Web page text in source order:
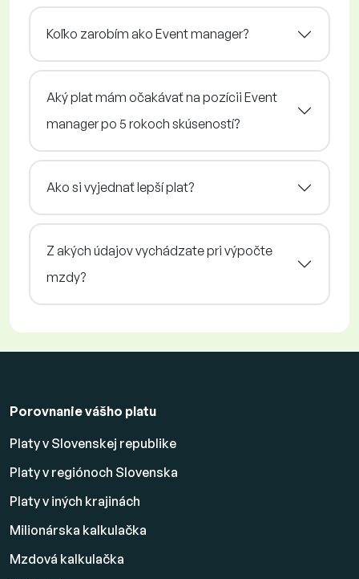
Koľko zarobím ako Event manager?
Aký plat mám očakávať na pozícii Event
manager po 5 rokoch skúseností?
Ako si vyjednať lepší plat?
Z akých údajov vychádzate pri výpočte
mzdy?
Porovnanie vášho platu
Platy v Slovenskej republike
Platy v regiónoch Slovenska
Platy v iných krajinách
Milionárska kalkulačka
Mzdová kalkulačka